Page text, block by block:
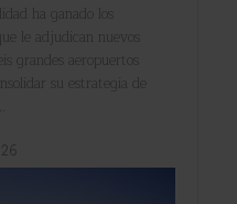
ha ganado los
le adjudican nuevos
grandes aeropuertos
su estrategia de